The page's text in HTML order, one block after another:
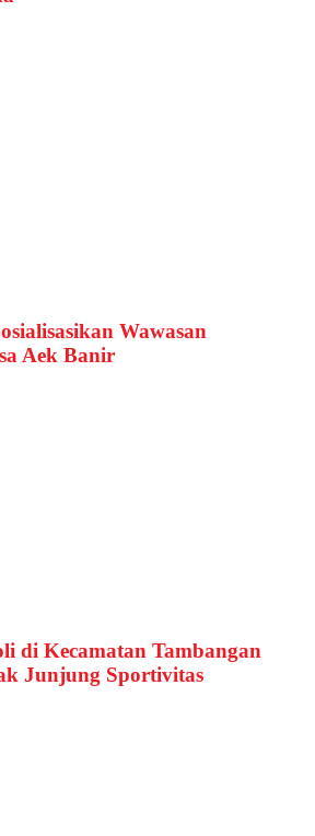
Wawasan
Aek Banir
di Kecamatan Tambangan
Junjung Sportivitas